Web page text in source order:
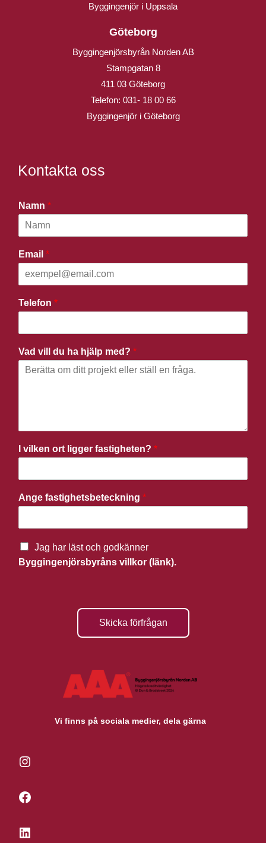
Byggingenjör i Uppsala
Göteborg
Byggingenjörsbyrån Norden AB
Stampgatan 8
411 03 Göteborg
Telefon: 031- 18 00 66
Byggingenjör i Göteborg
Kontakta oss
Namn *
Email *
Telefon *
Vad vill du ha hjälp med? *
I vilken ort ligger fastigheten? *
Ange fastighetsbeteckning *
Jag har läst och godkänner
Byggingenjörsbyråns villkor (länk).
Skicka förfrågan
Vi finns på sociala medier, dela gärna
Instagram
Facebook
LinkedIn